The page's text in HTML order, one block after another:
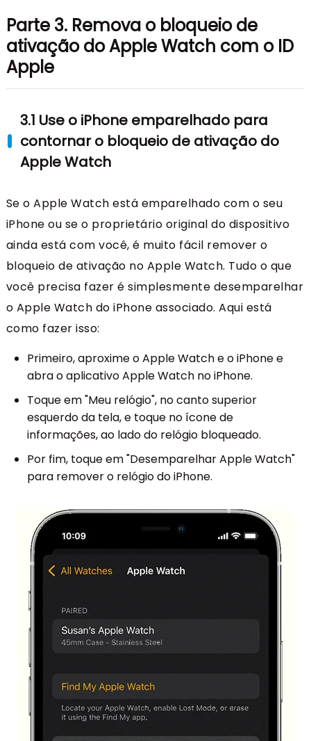
Parte 3. Remova o bloqueio de
ativação do Apple Watch com o ID
Apple
3.1 Use o iPhone emparelhado para
contornar o bloqueio de ativação do
Apple Watch
Se o Apple Watch está emparelhado com o seu
iPhone ou se o proprietário original do dispositivo
ainda está com você, é muito fácil remover o
bloqueio de ativação no Apple Watch. Tudo o que
você precisa fazer é simplesmente desemparelhar
o Apple Watch do iPhone associado. Aqui está
como fazer isso:
Primeiro, aproxime o Apple Watch e o iPhone e
abra o aplicativo Apple Watch no iPhone.
Toque em "Meu relógio", no canto superior
esquerdo da tela, e toque no ícone de
informações, ao lado do relógio bloqueado.
Por fim, toque em "Desemparelhar Apple Watch"
para remover o relógio do iPhone.